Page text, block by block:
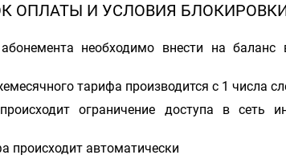
ОПЛАТЫ И УСЛОВИЯ
необходимо внести на баланс
тарифа производится с 1 числа
ограничение доступа в сеть
происходит автоматически